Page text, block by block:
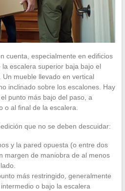
cuenta, especialmente en edificios
escalera superior baja bajo el
mueble llevado en vertical
inclinado sobre los escalones. Hay
punto más bajo del paso, a
o al final de la escalera.
que no se deben descuidar:
y la pared opuesta (o entre dos
margen de maniobra de al menos
más restringido, generalmente
o bajo la escalera